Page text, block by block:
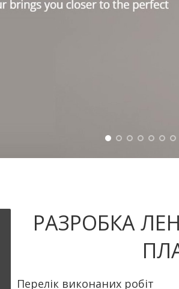
РАЗРОБКА
Перелік виконаних робіт